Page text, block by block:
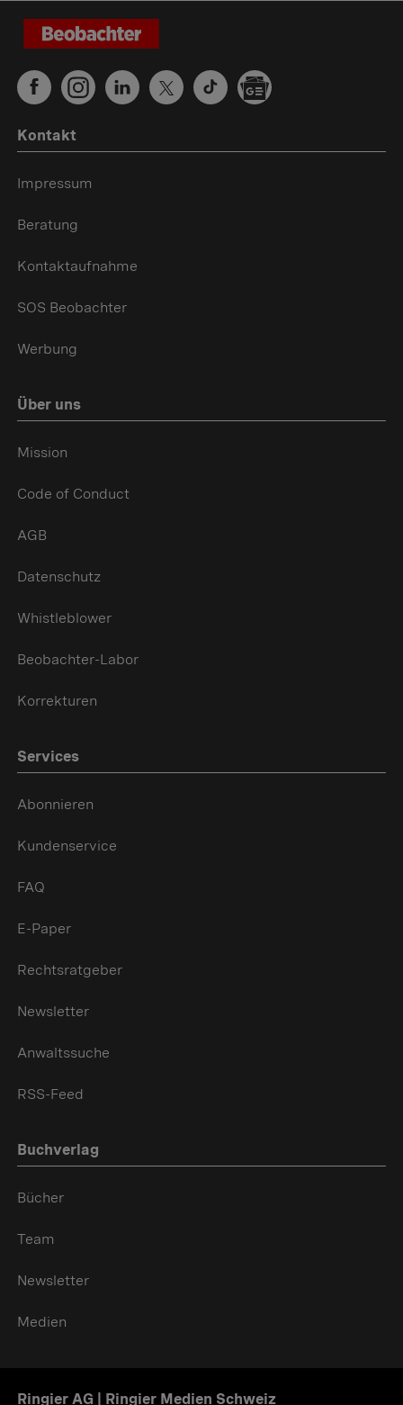
Kontakt
Impressum
Beratung
Kontaktaufnahme
SOS Beobachter
Werbung
Über uns
Mission
Code of Conduct
AGB
Datenschutz
Whistleblower
Beobachter-Labor
Korrekturen
Services
Abonnieren
Kundenservice
FAQ
E-Paper
Rechtsratgeber
Newsletter
Anwaltssuche
RSS-Feed
Buchverlag
Bücher
Team
Newsletter
Medien
Ringier AG | Ringier Medien Schweiz